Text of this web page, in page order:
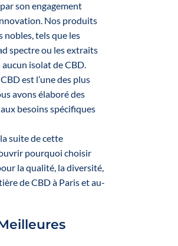
son engagement
Nos produits
nobles, tels que les
spectre ou les extraits
isolat de CBD.
est l’une des plus
avons élaboré des
besoins spécifiques
suite de cette
pourquoi choisir
la qualité, la diversité,
de CBD à Paris et au-